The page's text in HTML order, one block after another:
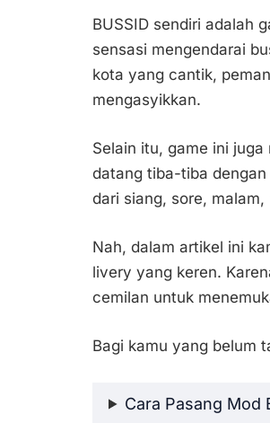
BUSSID sendiri adalah
sensasi mengendarai
kota yang cantik,
mengasyikkan.
Selain itu, game ini
datang tiba-tiba
dari siang, sore, malam,
Nah, dalam artikel ini
livery yang keren.
cemilan untuk
Bagi kamu yang belum
Cara Pasang Mod